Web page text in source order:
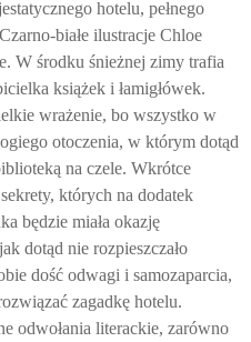
hotelu, pełnego
białe ilustracje Chloe
W środku śnieżnej zimy trafia
książek i łamigłówek.
wrażenie, bo wszystko w
otoczenia, w którym dotąd
na czele. Wkrótce
których na dodatek
będzie miała okazję
dotąd nie rozpieszczało
dość odwagi i samozaparcia,
zagadkę hotelu.
odwołania literackie, zarówno